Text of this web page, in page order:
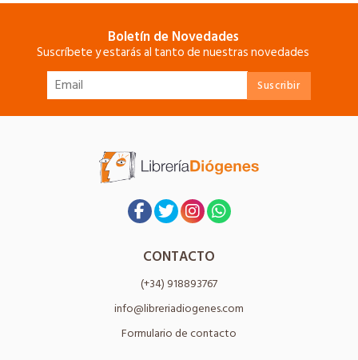
Boletín de Novedades
Suscríbete y estarás al tanto de nuestras novedades
CONTACTO
(+34) 918893767
info@libreriadiogenes.com
Formulario de contacto